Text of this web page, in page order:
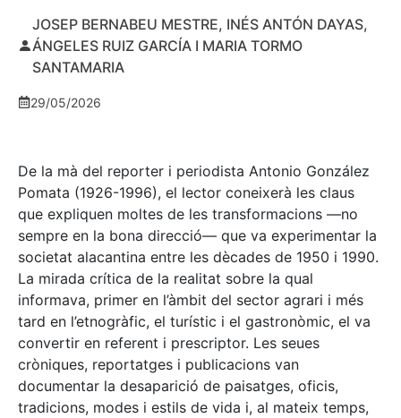
JOSEP BERNABEU MESTRE, INÉS ANTÓN DAYAS,
ÁNGELES RUIZ GARCÍA I MARIA TORMO
SANTAMARIA
29/05/2026
De la mà del reporter i periodista Antonio González
Pomata (1926-1996), el lector coneixerà les claus
que expliquen moltes de les transformacions —no
sempre en la bona direcció— que va experimentar la
societat alacantina entre les dècades de 1950 i 1990.
La mirada crítica de la realitat sobre la qual
informava, primer en l’àmbit del sector agrari i més
tard en l’etnogràfic, el turístic i el gastronòmic, el va
convertir en referent i prescriptor. Les seues
cròniques, reportatges i publicacions van
documentar la desaparició de paisatges, oficis,
tradicions, modes i estils de vida i, al mateix temps,